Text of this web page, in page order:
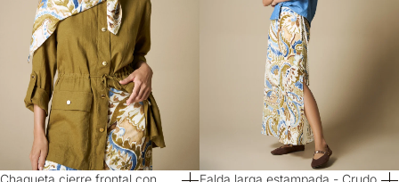
Chaqueta cierre frontal con
Falda larga estampada - Crudo